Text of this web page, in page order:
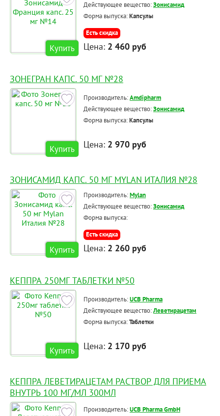
Купить
Действующее вещество:Зонисамид
Форма выпуска:Капсулы
Есть скидка
Цена: 2 460 руб
ЗОНЕГРАН КАПС. 50 МГ №28
Купить
Производитель:Amdipharm
Действующее вещество:Зонисамид
Форма выпуска:Капсулы
Цена: 2 970 руб
ЗОНИСАМИД КАПС. 50 МГ MYLAN ИТАЛИЯ №28
Купить
Производитель:Mylan
Действующее вещество:Зонисамид
Форма выпуска:
Есть скидка
Цена: 2 260 руб
КЕППРА 250МГ ТАБЛЕТКИ №50
Купить
Производитель:UCB Pharma
Действующее вещество:Леветирацетам
Форма выпуска:Таблетки
Цена: 2 170 руб
КЕППРА ЛЕВЕТИРАЦЕТАМ РАСТВОР ДЛЯ ПРИЕМА
ВНУТРЬ 100 МГ/МЛ 300МЛ
Производитель:UCB Pharma GmbH